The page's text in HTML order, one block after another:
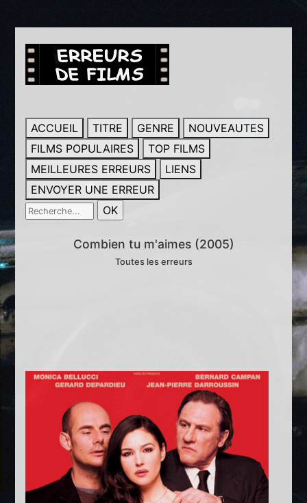
ACCUEIL TITRE GENRE
NOUVEAUTES
FILMS POPULAIRES
TOP FILMS
MEILLEURES ERREURS
LIENS
ENVOYER UNE ERREUR
Combien tu m'aimes (2005)
Toutes les erreurs